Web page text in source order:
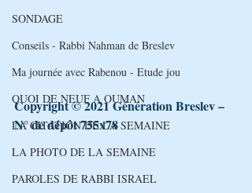
SONDAGE
Conseils - Rabbi Nahman de Breslev
Ma journée avec Rabenou - Etude jou
QUOI DE NEUF A OUMAN
LA CITATION DE LA SEMAINE
LA PHOTO DE LA SEMAINE
PAROLES DE RABBI ISRAEL
Copyright © 2021 Génération Breslev –
N° de dépôt 755x78